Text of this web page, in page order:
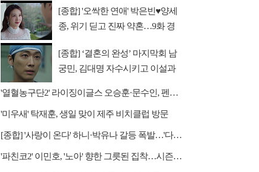
[종합] '오싹한 연애' 박은빈♥양세
종, 위기 딛고 진짜 약혼…9화 경
[종합] ‘결혼의 완성’ 마지막회 남
궁민, 김대명 자수시키고 이설과
'열혈농구단2' 라이징이글스 오승훈·문수인, 펜타곤 상대 5연승 도전
'미우새' 탁재훈, 생일 맞이 제주 비치클럽 방문
[종합] '사랑이 온다' 하니·박유나 갈등 폭발…'다음주 예고' 미람, 하석진 아들 의심
'파친코2' 이민호, '노아' 향한 그릇된 집착…시즌2 결말 공개